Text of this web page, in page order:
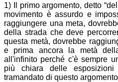
1) Il primo argomento, detto
movimento è assurdo e
raggiungere una meta,
della strada che deve
questa metà, dovrebbe
e prima ancora la metà
all'infinito perché c'è sempre
più chiara delle
tramandato di questo